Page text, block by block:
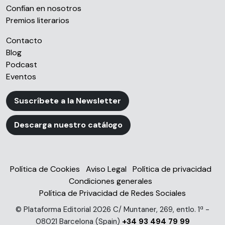
Confían en nosotros
Premios literarios
Contacto
Blog
Podcast
Eventos
Suscríbete a la Newsletter
Descarga nuestro catálogo
Política de Cookies Aviso Legal
Política de privacidad
Condiciones generales
Política de Privacidad de Redes Sociales
© Plataforma Editorial 2026 C/ Muntaner, 269, entlo. 1ª -
08021 Barcelona (Spain) +34 93 494 79 99